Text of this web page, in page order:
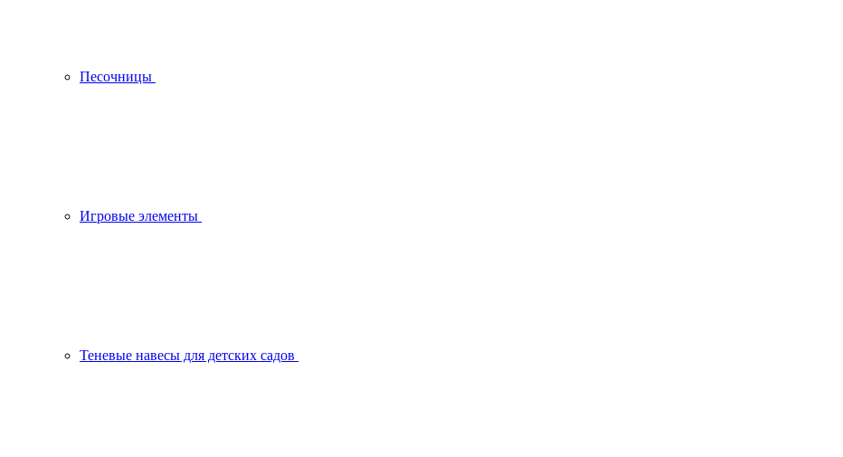
Песочницы
Игровые элементы
Теневые навесы для детских садов